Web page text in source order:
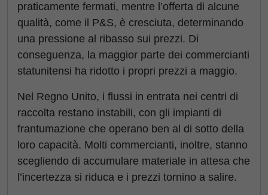
praticamente fermati, mentre l’offerta di alcune
qualità, come il P&S, è cresciuta, determinando
una pressione al ribasso sui prezzi. Di
conseguenza, la maggior parte dei commercianti
statunitensi ha ridotto i propri prezzi a maggio.
Nel Regno Unito, i flussi in entrata nei centri di
raccolta restano instabili, con gli impianti di
frantumazione che operano ben al di sotto della
loro capacità. Molti commercianti, inoltre, stanno
scegliendo di accumulare materiale in attesa che
l’incertezza si riduca e i prezzi tornino a salire.